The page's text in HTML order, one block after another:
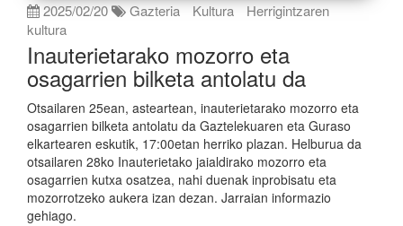
2025/02/20 Gazteria Kultura
Herrigintzaren
kultura
Inauterietarako mozorro eta
osagarrien bilketa antolatu da
Otsailaren 25ean, asteartean, inauterietarako mozorro eta
osagarrien bilketa antolatu da Gaztelekuaren eta Guraso
elkartearen eskutik, 17:00etan herriko plazan. Helburua da
otsailaren 28ko Inauterietako jaialdirako mozorro eta
osagarrien kutxa osatzea, nahi duenak inprobisatu eta
mozorrotzeko aukera izan dezan. Jarraian informazio
gehiago.